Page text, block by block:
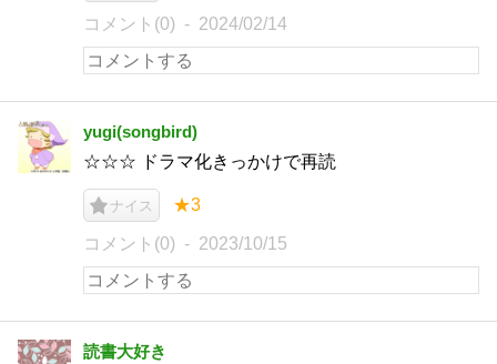
コメント(0) 2024/02/14
yugi(songbird)
☆☆☆ ドラマ化きっかけで再読
ナイス ★3
コメント(0) 2023/10/15
読書大好き